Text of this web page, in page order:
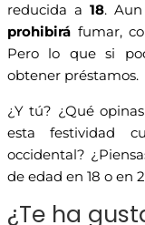
reducida a 18. Aun
prohibirá fumar,
Pero lo que si
obtener préstamos.
¿Y tú? ¿Qué
esta festividad
occidental?
de edad en 18 o en
¿Te ha